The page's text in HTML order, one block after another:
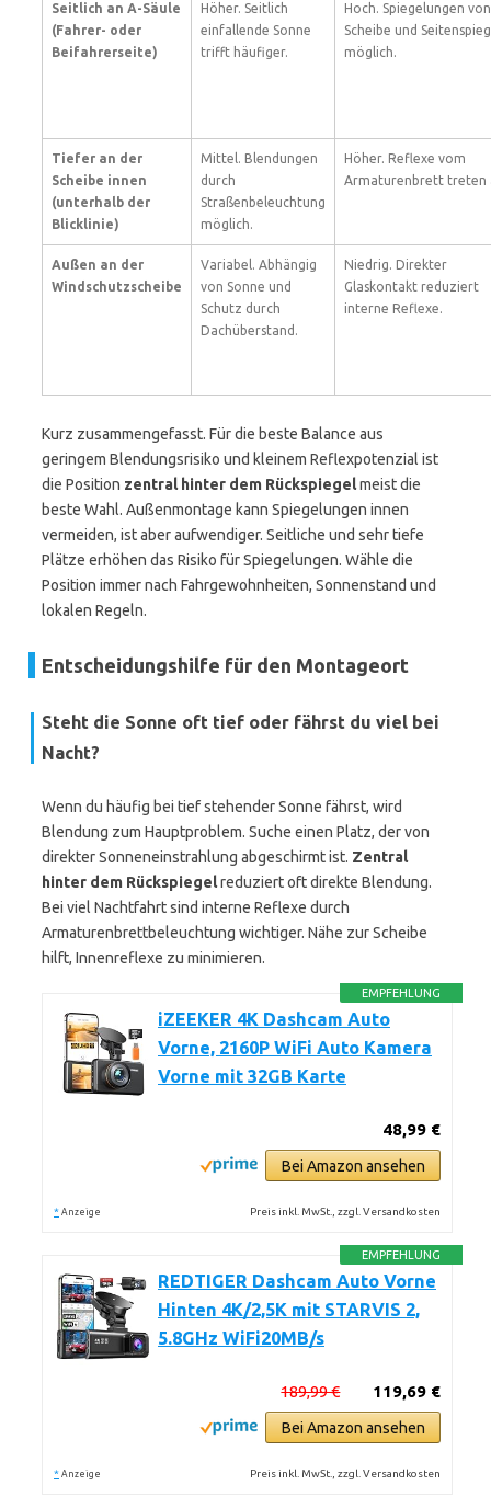
Seitlich an A-Säule
(Fahrer- oder
Beifahrerseite)
Höher. Seitlich
einfallende Sonne
trifft häufiger.
Hoch. Spiegelungen von
Scheibe und
möglich.
Tiefer an der
Scheibe innen
(unterhalb der
Blicklinie)
Mittel. Blendungen
durch
Straßenbeleuchtung
möglich.
Höher. Reflexe vom
Armaturenbrett treten
Außen an der
Windschutzscheibe
Variabel. Abhängig
von Sonne und
Schutz durch
Dachüberstand.
Niedrig. Direkter
Glaskontakt reduziert
interne Reflexe.
Kurz zusammengefasst. Für die beste Balance aus
geringem Blendungsrisiko und kleinem Reflexpotenzial ist
die Position zentral hinter dem Rückspiegelmeist die
beste Wahl. Außenmontage kann Spiegelungen innen
vermeiden, ist aber aufwendiger. Seitliche und sehr tiefe
Plätze erhöhen das Risiko für Spiegelungen. Wähle die
Position immer nach Fahrgewohnheiten, Sonnenstand und
lokalen Regeln.
Entscheidungshilfe für den Montageort
Steht die Sonne oft tief oder fährst du viel bei
Nacht?
Wenn du häufig bei tief stehender Sonne fährst, wird
Blendung zum Hauptproblem. Suche einen Platz, der von
direkter Sonneneinstrahlung abgeschirmt ist. Zentral
hinter dem Rückspiegelreduziert oft direkte Blendung.
Bei viel Nachtfahrt sind interne Reflexe durch
Armaturenbrettbeleuchtung wichtiger. Nähe zur Scheibe
hilft, Innenreflexe zu minimieren.
EMPFEHLUNG
iZEEKER 4K Dashcam Auto
Vorne, 2160P WiFi Auto Kamera
Vorne mit 32GB Karte
48,99 €
Bei Amazon ansehen
* Anzeige Preis inkl. MwSt., zzgl. Versandkosten
EMPFEHLUNG
REDTIGER Dashcam Auto Vorne
Hinten 4K/2,5K mit STARVIS 2,
5.8GHz WiFi20MB/s
119,69 €
189,99 €
Bei Amazon ansehen
* Anzeige Preis inkl. MwSt., zzgl. Versandkosten